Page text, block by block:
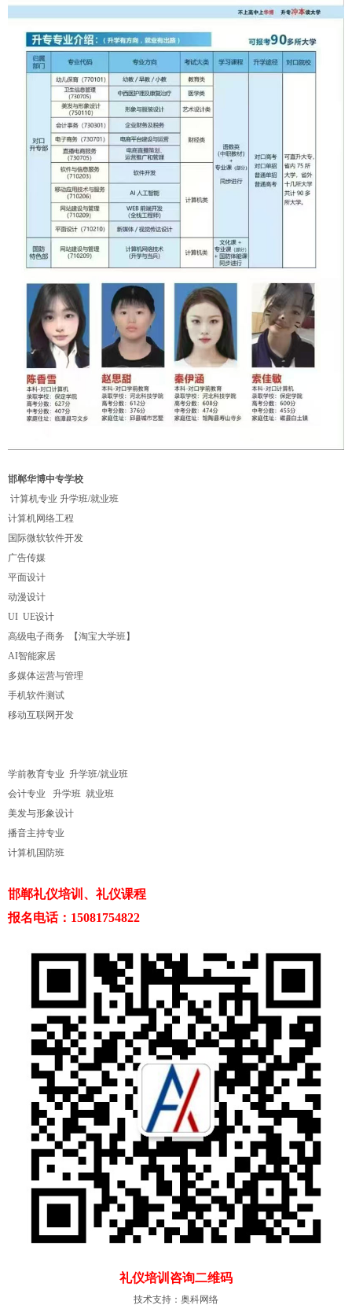
邯郸华博中专学校
计算机专业 升学班/就业班
计算机网络工程
国际微软软件开发
广告传媒
平面设计
动漫设计
UI UE设计
高级电子商务 【淘宝大学班】
AI智能家居
多媒体运营与管理
手机软件测试
移动互联网开发
学前教育专业 升学班/就业班
会计专业 升学班 就业班
美发与形象设计
播音主持专业
计算机国防班
邯郸礼仪培训、礼仪课程
报名电话：15081754822
礼仪培训咨询二维码
技术支持： 奥科网络